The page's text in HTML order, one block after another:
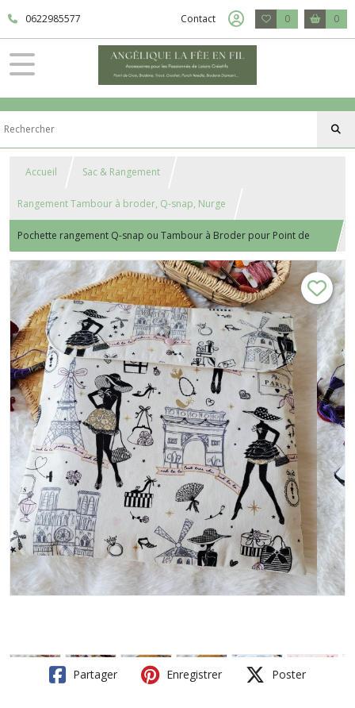
0622985577 Contact 0 0
Accueil Sac & Rangement
Rangement Tambour à broder, Q-snap, Nurge
Pochette rangement Q-snap ou Tambour à Broder pour Point de
Croix, Broderie, Punch Needle. Différentes tailles. Gabrielle
Partager Enregistrer Poster